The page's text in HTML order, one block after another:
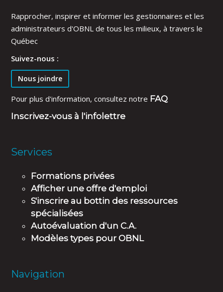
Rapprocher, inspirer et informer les gestionnaires et les
administrateurs d'OBNL de tous les milieux, à travers le
Québec
Suivez-nous :
Nous joindre
Pour plus d'information, consultez notre FAQ
Inscrivez-vous à l'infolettre
Services
Formations privées
Afficher une offre d'emploi
S'inscrire au bottin des ressources
spécialisées
Autoévaluation d'un C.A.
Modèles types pour OBNL
Navigation